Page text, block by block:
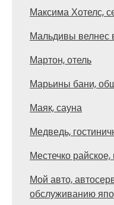
Максима Хотелс,
Мальдивы велнес
Мартон, отель
Марьины бани,
Маяк, сауна
Медведь,
Местечко
Мой авто,
обслуживанию